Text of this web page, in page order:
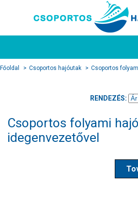
Főoldal Csoportos hajóutak Csoportos
RENDEZÉS:
Csoportos folyami
idegenvezetővel